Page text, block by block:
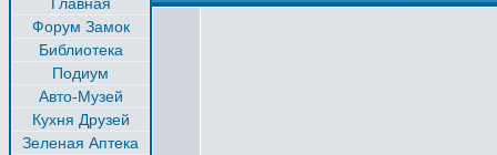
Форум Замок
Библиотека
Подиум
Авто-Музей
Кухня Друзей
Зеленая Аптека